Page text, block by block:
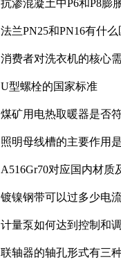
抗渗混凝土中P6和P8膨
法兰PN25和PN16有什么
消费者对洗衣机的核心
U型螺栓的国家标准
煤矿用电热取暖器是否
照明母线槽的主要作用
A516Gr70对应国内材质
镀镍钢带可以过多少电
计量泵如何达到控制和
联轴器的轴孔形式有三